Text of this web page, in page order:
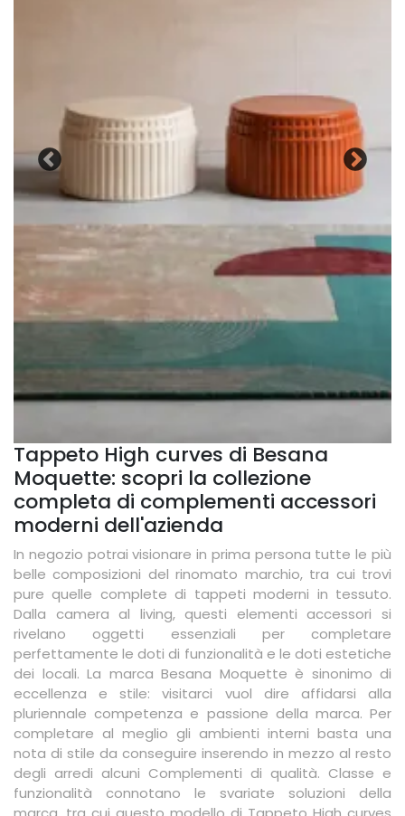
Tappeto High curves di Besana
Moquette: scopri la collezione
completa di complementi accessori
moderni dell'azienda
In negozio potrai visionare in prima persona tutte le più
belle composizioni del rinomato marchio, tra cui trovi
pure quelle complete di tappeti moderni in tessuto.
Dalla camera al living, questi elementi accessori si
rivelano oggetti essenziali per completare
perfettamente le doti di funzionalità e le doti estetiche
dei locali. La marca Besana Moquette è sinonimo di
eccellenza e stile: visitarci vuol dire affidarsi alla
pluriennale competenza e passione della marca. Per
completare al meglio gli ambienti interni basta una
nota di stile da conseguire inserendo in mezzo al resto
degli arredi alcuni Complementi di qualità. Classe e
funzionalità connotano le svariate soluzioni della